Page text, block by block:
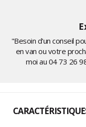
"Besoin d'un conseil
en van ou votre
moi au 04 73 26